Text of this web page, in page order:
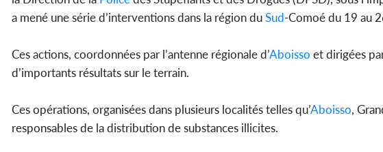
a mené une série d’interventions dans la région duSud-Comoé du 19 au
Ces actions, coordonnées par l’antenne régionale d’Aboisso et dirigées
d’importants résultats sur le terrain.
Ces opérations, organisées dans plusieurs localités telles qu’Aboisso,
responsables de la distribution de substances illicites.